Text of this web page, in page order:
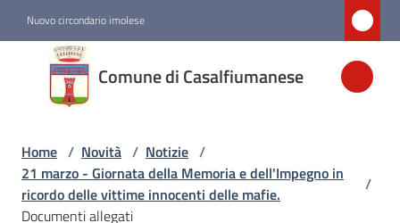
Nuovo circondario imolese
Comune di Casalfiumanese
Comune di
Casalfiumanese
Amministrazione
Novità
Home / Novità / Notizie /
21 marzo - Giornata della Memoria e dell'Impegno in
ricordo delle vittime innocenti delle mafie.
/
Documenti allegati